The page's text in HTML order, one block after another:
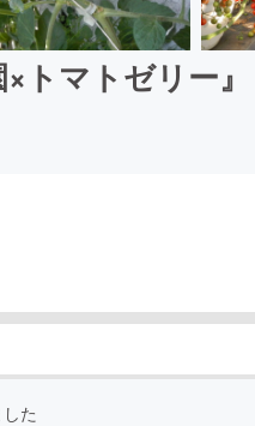
トマトゼリー』
た